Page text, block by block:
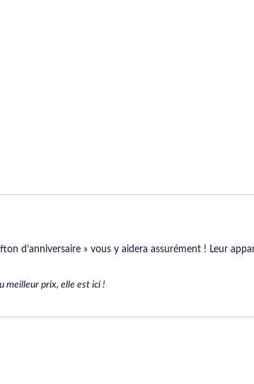
d’anniversaire » vous y aidera assurément ! Leur
meilleur prix, elle est ici !